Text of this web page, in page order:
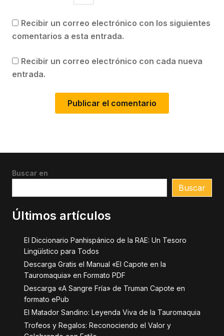
Recibir un correo electrónico con los siguientes
comentarios a esta entrada.
Recibir un correo electrónico con cada nueva
entrada.
Buscar en
Buscar
Últimos artículos
El Diccionario Panhispánico de la RAE: Un Tesoro
Lingüístico para Todos
Descarga Gratis el Manual «El Capote en la
Tauromaquia» en Formato PDF
Descarga «A Sangre Fría» de Truman Capote en
formato ePub
El Matador Sandino: Leyenda Viva de la Tauromaquia
Trofeos y Regalos: Reconociendo el Valor y